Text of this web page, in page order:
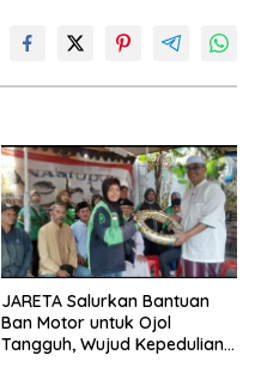
JARETA Salurkan Bantuan
Ban Motor untuk Ojol
Tangguh, Wujud Kepedulian